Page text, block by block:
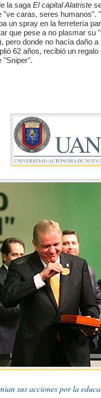
la sagaEl capital Alatriste
"ve caras, seres humanos".
un spray en la ferretería
que pese a no plasmar su
pero donde no hacía daño
62 años, recibió un
"Sniper".
sus acciones por la